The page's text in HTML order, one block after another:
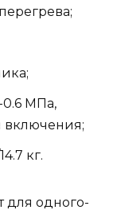
0.6 МПа,
кг.
для одного-